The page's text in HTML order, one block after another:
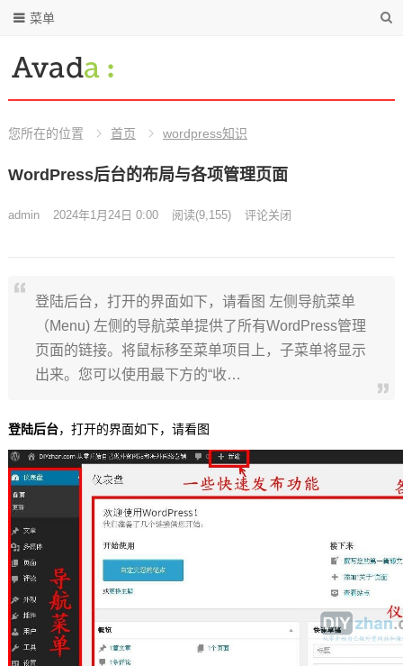
菜单
您所在的位置 首页 wordpress知识
WordPress后台的布局与各项管理页面
admin 2024年1月24日 0:00 阅读(9,155) 评论关闭
登陆后台，打开的界面如下，请看图 左侧导航菜单
（Menu) 左侧的导航菜单提供了所有WordPress管理
页面的链接。将鼠标移至菜单项目上，子菜单将显示
出来。您可以使用最下方的“收…
登陆后台，打开的界面如下，请看图